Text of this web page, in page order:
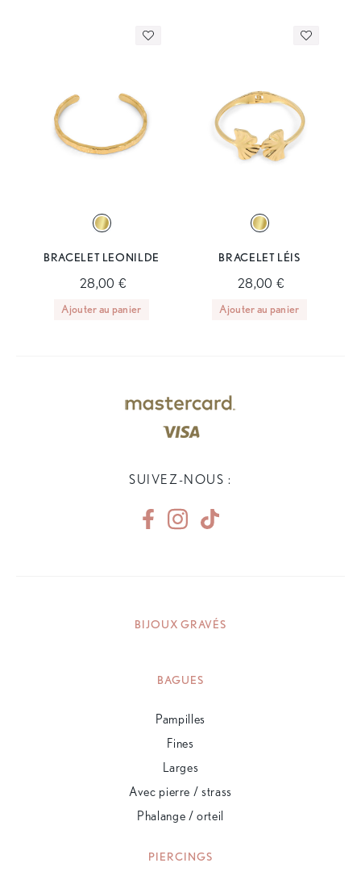
BRACELET LEONILDE
28,00 €
Ajouter au panier
BRACELET LÉIS
28,00 €
Ajouter au panier
SUIVEZ-NOUS :
BIJOUX GRAVÉS
BAGUES
Pampilles
Fines
Larges
Avec pierre / strass
Phalange / orteil
PIERCINGS